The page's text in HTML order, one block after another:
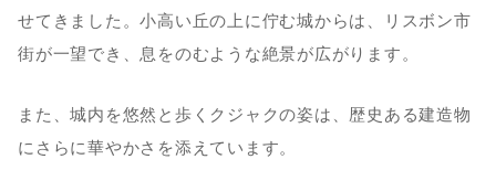
せてきました。小高い丘の上に佇む城からは、リスボン市
街が一望でき、息をのむような絶景が広がります。
また、城内を悠然と歩くクジャクの姿は、歴史ある建造物
にさらに華やかさを添えています。